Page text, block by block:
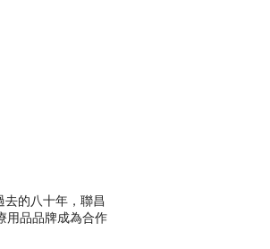
的八十年，聯昌
用品品牌成為合作